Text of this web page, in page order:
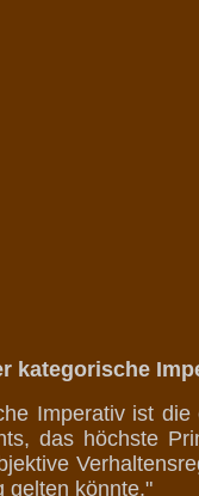
kategorische
Imperativ ist
das höchste
gelten könnte."